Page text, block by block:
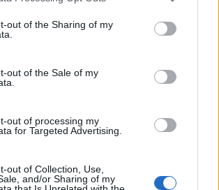
visit or usage behaviour. You may click to
to Google and its third-party tags to
below specified purposes in below Google
out of the Sharing of my
out of the Sale of my
out of processing my
for Targeted Advertising.
out of Collection, Use,
and/or Sharing of my
anuncios o páginas de destino
cuál es más efectiva. En mi
Google, he visto que pequeñas
el contenido pueden tener un
experimentar y descubrir qué
ti?